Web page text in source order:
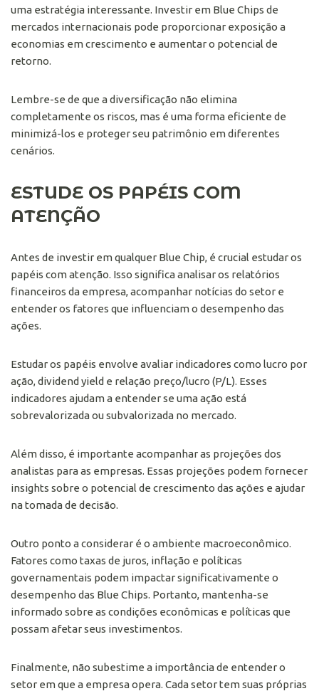
uma estratégia interessante. Investir em Blue Chips de
mercados internacionais pode proporcionar exposição a
economias em crescimento e aumentar o potencial de
retorno.
Lembre-se de que a diversificação não elimina
completamente os riscos, mas é uma forma eficiente de
minimizá-los e proteger seu patrimônio em diferentes
cenários.
ESTUDE OS PAPÉIS COM
ATENÇÃO
Antes de investir em qualquer Blue Chip, é crucial estudar os
papéis com atenção. Isso significa analisar os relatórios
financeiros da empresa, acompanhar notícias do setor e
entender os fatores que influenciam o desempenho das
ações.
Estudar os papéis envolve avaliar indicadores como lucro por
ação, dividend yield e relação preço/lucro (P/L). Esses
indicadores ajudam a entender se uma ação está
sobrevalorizada ou subvalorizada no mercado.
Além disso, é importante acompanhar as projeções dos
analistas para as empresas. Essas projeções podem fornecer
insights sobre o potencial de crescimento das ações e ajudar
na tomada de decisão.
Outro ponto a considerar é o ambiente macroeconômico.
Fatores como taxas de juros, inflação e políticas
governamentais podem impactar significativamente o
desempenho das Blue Chips. Portanto, mantenha-se
informado sobre as condições econômicas e políticas que
possam afetar seus investimentos.
Finalmente, não subestime a importância de entender o
setor em que a empresa opera. Cada setor tem suas próprias